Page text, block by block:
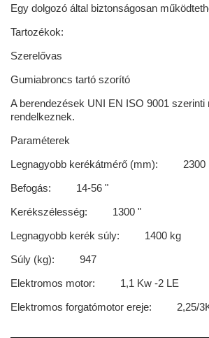
Egy dolgozó által biztonságosan
Tartozékok:
Szerelővas
Gumiabroncs tartó szorító
A berendezések UNI EN ISO 9001 szerinti
rendelkeznek.
Paraméterek
Legnagyobb kerékátmérő (mm): 2300
Befogás: 14-56 "
Kerékszélesség: 1300 "
Legnagyobb kerék súly: 1400 kg
Súly (kg): 947
Elektromos motor: 1,1 Kw -2 LE
Elektromos forgatómotor ereje: 2,25/